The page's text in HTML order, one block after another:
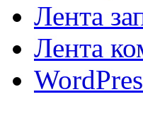
Лента
Лента